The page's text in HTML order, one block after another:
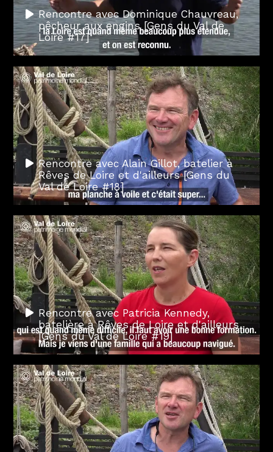
Rencontre avec Dominique Chauvreau,
pêcheur aux engins [Gens du Val de
Loire #17]
Rencontre avec Alain Gillot, batelier à
Rêves de Loire et d'ailleurs [Gens du
Val de Loire #18]
Rencontre avec Patricia Kennedy,
batelière à Rêves de Loire et d'ailleurs
[Gens du Val de Loire #19]